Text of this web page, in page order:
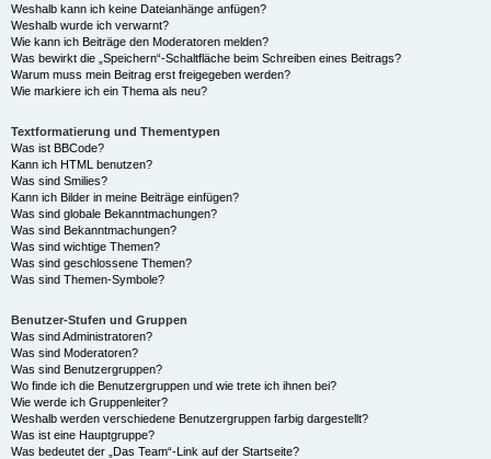
Weshalb kann ich keine Dateianhänge anfügen?
Weshalb wurde ich verwarnt?
Wie kann ich Beiträge den Moderatoren melden?
Was bewirkt die „Speichern“-Schaltfläche beim Schreiben eines Beitrags?
Warum muss mein Beitrag erst freigegeben werden?
Wie markiere ich ein Thema als neu?
Textformatierung und Thementypen
Was ist BBCode?
Kann ich HTML benutzen?
Was sind Smilies?
Kann ich Bilder in meine Beiträge einfügen?
Was sind globale Bekanntmachungen?
Was sind Bekanntmachungen?
Was sind wichtige Themen?
Was sind geschlossene Themen?
Was sind Themen-Symbole?
Benutzer-Stufen und Gruppen
Was sind Administratoren?
Was sind Moderatoren?
Was sind Benutzergruppen?
Wo finde ich die Benutzergruppen und wie trete ich ihnen bei?
Wie werde ich Gruppenleiter?
Weshalb werden verschiedene Benutzergruppen farbig dargestellt?
Was ist eine Hauptgruppe?
Was bedeutet der „Das Team“-Link auf der Startseite?